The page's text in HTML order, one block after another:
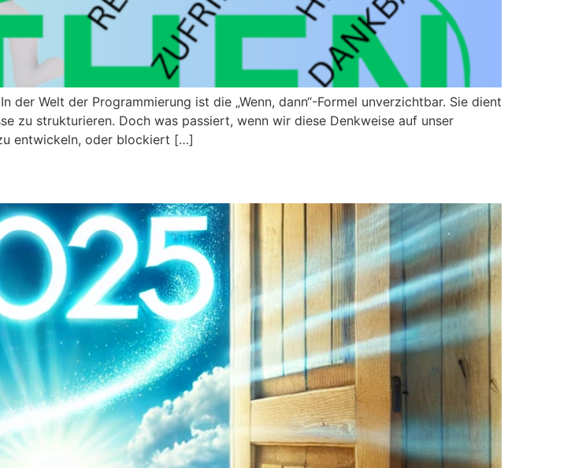
Welt der Programmierung ist die „Wenn, dann“-Formel unverzichtbar. Sie dient
zu strukturieren. Doch was passiert, wenn wir diese Denkweise auf unser
entwickeln, oder blockiert […]